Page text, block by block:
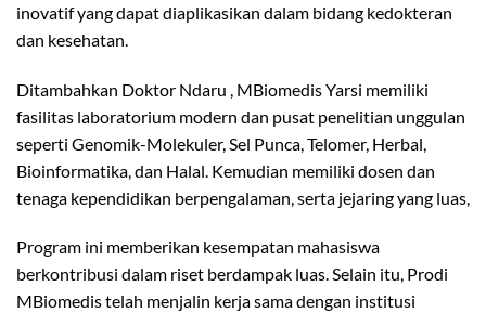
inovatif yang dapat diaplikasikan dalam bidang kedokteran
dan kesehatan.
Ditambahkan Doktor Ndaru , MBiomedis Yarsi memiliki
fasilitas laboratorium modern dan pusat penelitian unggulan
seperti Genomik-Molekuler, Sel Punca, Telomer, Herbal,
Bioinformatika, dan Halal. Kemudian memiliki dosen dan
tenaga kependidikan berpengalaman, serta jejaring yang luas,
Program ini memberikan kesempatan mahasiswa
berkontribusi dalam riset berdampak luas. Selain itu, Prodi
MBiomedis telah menjalin kerja sama dengan institusi